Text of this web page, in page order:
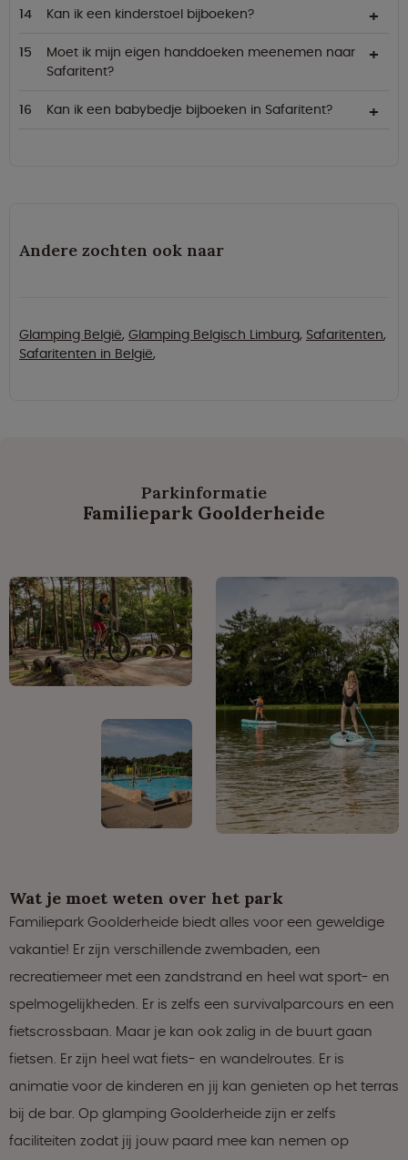
Kan ik een kinderstoel bijboeken?
Moet ik mijn eigen handdoeken meenemen naar
Safaritent?
Kan ik een babybedje bijboeken in Safaritent?
Andere zochten ook naar
Glamping België, Glamping Belgisch Limburg, Safaritenten,
Safaritenten in België,
Parkinformatie
Familiepark Goolderheide
Wat je moet weten over het park
Familiepark Goolderheide biedt alles voor een geweldige
vakantie! Er zijn verschillende zwembaden, een
recreatiemeer met een zandstrand en heel wat sport- en
spelmogelijkheden. Er is zelfs een survivalparcours en een
fietscrossbaan. Maar je kan ook zalig in de buurt gaan
fietsen. Er zijn heel wat fiets- en wandelroutes. Er is
animatie voor de kinderen en jij kan genieten op het terras
bij de bar. Op glamping Goolderheide zijn er zelfs
faciliteiten zodat jij jouw paard mee kan nemen op